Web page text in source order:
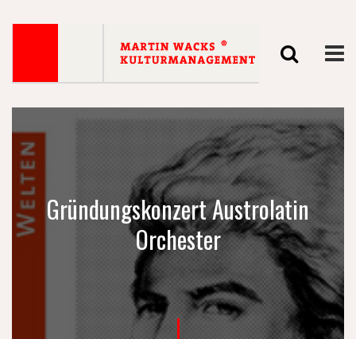
Gründungskonzert Austrolatin
Orchester